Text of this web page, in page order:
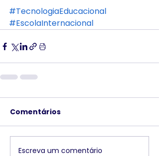
#TecnologiaEducacional
#EscolaInternacional
Comentários
Escreva um comentário